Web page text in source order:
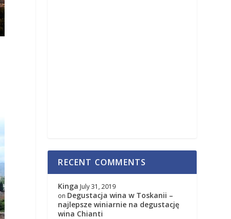
RECENT COMMENTS
Kinga July 31, 2019
on Degustacja wina w Toskanii –
najlepsze winiarnie na degustację
wina Chianti